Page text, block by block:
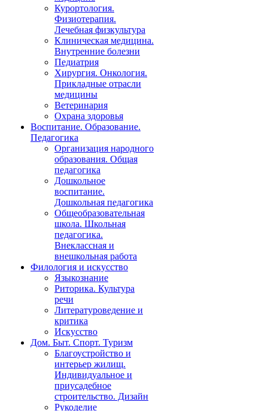
Курортология.
Физиотерапия.
Лечебная физкультура
Клиническая медицина.
Внутренние болезни
Педиатрия
Хирургия. Онкология.
Прикладные отрасли
медицины
Ветеринария
Охрана здоровья
Воспитание. Образование.
Педагогика
Организация народного
образования. Общая
педагогика
Дошкольное
воспитание.
Дошкольная педагогика
Общеобразовательная
школа. Школьная
педагогика.
Внеклассная и
внешкольная работа
Филология и искусство
Языкознание
Риторика. Культура
речи
Литературоведение и
критика
Искусство
Дом. Быт. Спорт. Туризм
Благоустройство и
интерьер жилищ.
Индивидуальное и
приусадебное
строительство. Дизайн
Рукоделие